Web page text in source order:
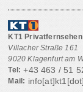
KT1 Privatfernsehen
Villacher Straße 161
9020 Klagenfurt am
Tel: +43 463 / 51
Mail: